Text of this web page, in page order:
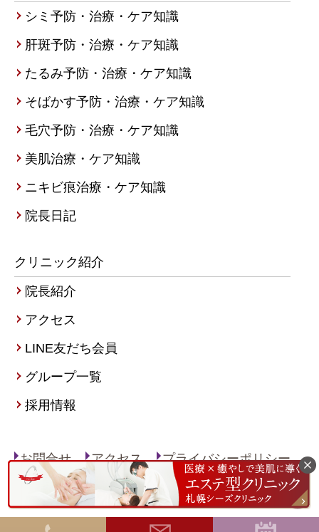
シミ予防・治療・ケア知識
肝斑予防・治療・ケア知識
たるみ予防・治療・ケア知識
そばかす予防・治療・ケア知識
毛穴予防・治療・ケア知識
美肌治療・ケア知識
ニキビ痕治療・ケア知識
院長日記
クリニック紹介
院長紹介
アクセス
LINE友だち会員
グループ一覧
採用情報
お問合せ アクセス
プライバシーポリシー
サイトマップ
Copyright（C）Sapporo Ci:z Clinic All right reserved.